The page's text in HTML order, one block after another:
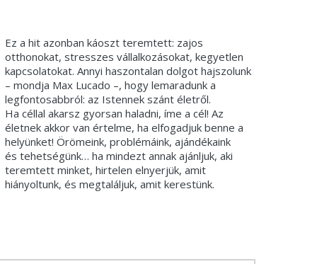
Ez a hit azonban káoszt teremtett: zajos
otthonokat, stresszes vállalkozásokat, kegyetlen
kapcsolatokat. Annyi haszontalan dolgot hajszolunk
– mondja Max Lucado –, hogy lemaradunk a
legfontosabbról: az Istennek szánt életről.
Ha céllal akarsz gyorsan haladni, íme a cél! Az
életnek akkor van értelme, ha elfogadjuk benne a
helyünket! Örömeink, problémáink, ajándékaink
és tehetségünk… ha mindezt annak ajánljuk, aki
teremtett minket, hirtelen elnyerjük, amit
hiányoltunk, és megtaláljuk, amit kerestünk.